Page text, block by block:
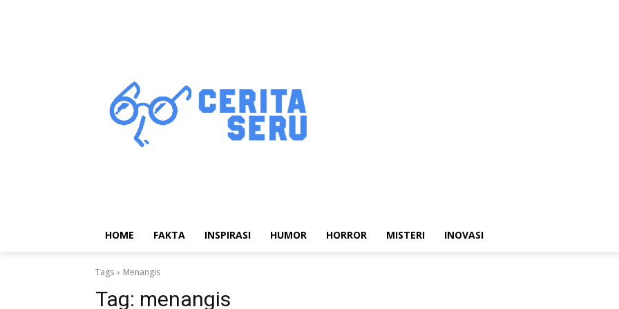
HOME FAKTA INSPIRASI HUMOR HORROR MISTERI INOVASI
Tags Menangis
Tag: menangis